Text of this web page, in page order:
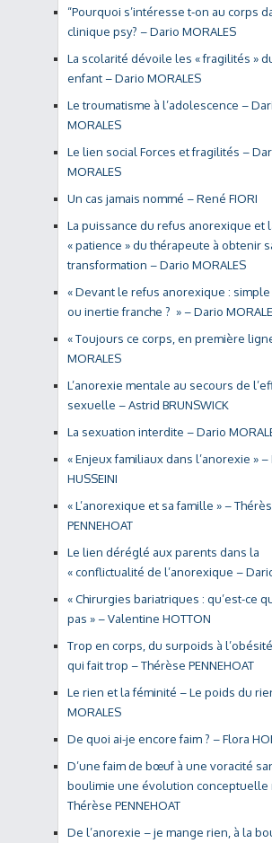
“Pourquoi s’intéresse t-on au corps
clinique psy? – Dario MORALES
La scolarité dévoile les « fragilités »
enfant – Dario MORALES
Le troumatisme à l’adolescence –
MORALES
Le lien social Forces et fragilités –
MORALES
Un cas jamais nommé – René FIORI
La puissance du refus anorexique et
« patience » du thérapeute à obtenir
transformation – Dario MORALES
« Devant le refus anorexique :
ou inertie franche ? » – Dario
« Toujours ce corps, en première
MORALES
L’anorexie mentale au secours de
sexuelle – Astrid BRUNSWICK
La sexuation interdite – Dario
« Enjeux familiaux dans l’anorexie » –
HUSSEINI
« L’anorexique et sa famille » –
PENNEHOAT
Le lien déréglé aux parents dans la
« conflictualité de l’anorexique –
« Chirurgies bariatriques : qu’est-ce
pas » – Valentine HOTTON
Trop en corps, du surpoids à
qui fait trop – Thérèse PENNEHOAT
Le rien et la féminité – Le poids du
MORALES
De quoi ai-je encore faim ? – Flora
D’une faim de bœuf à une voracité
boulimie une évolution conceptuelle
Thérèse PENNEHOAT
De l’anorexie – je mange rien, à la